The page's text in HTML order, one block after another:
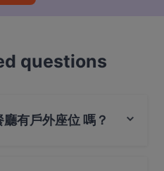
questions
有戶外座位 嗎？